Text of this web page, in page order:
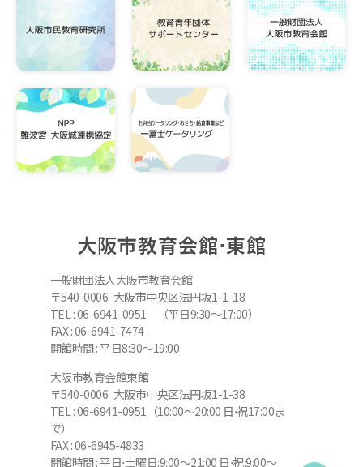
大阪市教育会館⋅東館
一般財団法人大阪市教育会館
〒540-0006 大阪市中央区法円坂1-1-18
TEL : 06-6941-0951 （平日9:30～17:00）
FAX : 06-6941-7474
開館時間 : 平日8:30～19:00
大阪市教育会館東館
〒540-0006 大阪市中央区法円坂1-1-38
TEL : 06-6941-0951（10:00～20:00 日⋅祝17:00ま
で）
FAX : 06-6945-4833
開館時間 : 平日⋅土曜日:9:00～21:00 日⋅祝:9:00～